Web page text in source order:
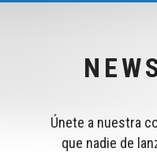
Únete a nuestra
que nadie de